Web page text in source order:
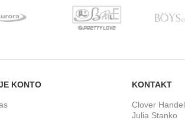
KONTO KONTAKT
Clover
Julia Stanko